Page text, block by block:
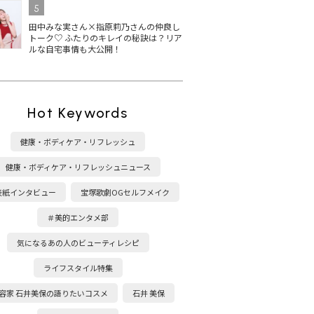
5
田中みな実さん×指原莉乃さんの仲良し
トーク♡ ふたりのキレイの秘訣は？リア
ルな自宅事情も大公開！
Hot Keywords
健康・ボディケア・リフレッシュ
健康・ボディケア・リフレッシュニュース
インタビュー 宝塚歌劇OGセルフメイク
＃美的エンタメ部
気になるあの人のビューティレシピ
ライフスタイル特集
家 石井美保の語りたいコスメ 石井 美保